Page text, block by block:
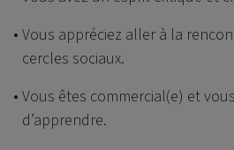
Vous appréciez aller à la
cercles sociaux.
Vous êtes commercial(e) et
d’apprendre.